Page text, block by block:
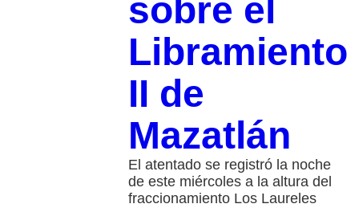
sobre el
Libramiento
II de
Mazatlán
El atentado se registró la noche
de este miércoles a la altura del
fraccionamiento Los Laureles